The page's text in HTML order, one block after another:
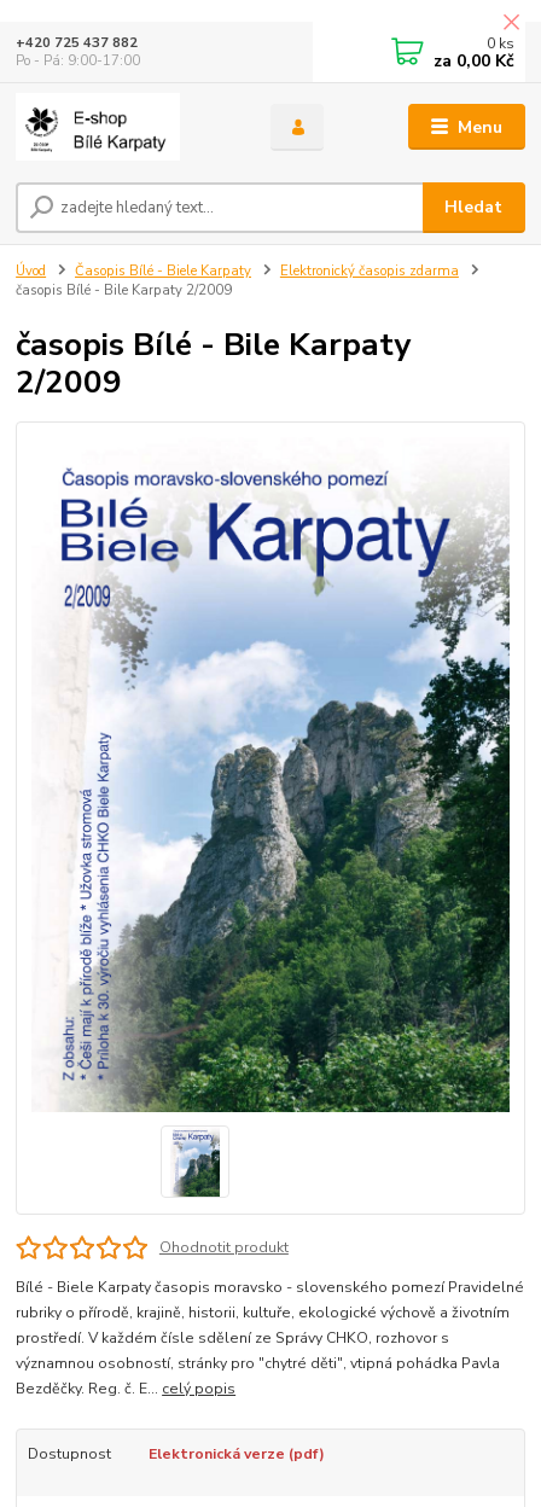
Menu
Hledat
+420 725 437 882
Po - Pá: 9:00-17:00
0 ks
za 0,00 Kč
Úvod Časopis Bílé - Biele Karpaty
Elektronický časopis zdarma
časopis Bílé - Bile Karpaty 2/2009
časopis Bílé - Bile Karpaty
2/2009
Ohodnotit produkt
Bílé - Biele Karpaty časopis moravsko - slovenského pomezí Pravidelné
rubriky o přírodě, krajině, historii, kultuře, ekologické výchově a životním
prostředí. V každém čísle sdělení ze Správy CHKO, rozhovor s
významnou osobností, stránky pro "chytré děti", vtipná pohádka Pavla
Bezděčky. Reg. č. E... celý popis
Dostupnost Elektronická verze (pdf)